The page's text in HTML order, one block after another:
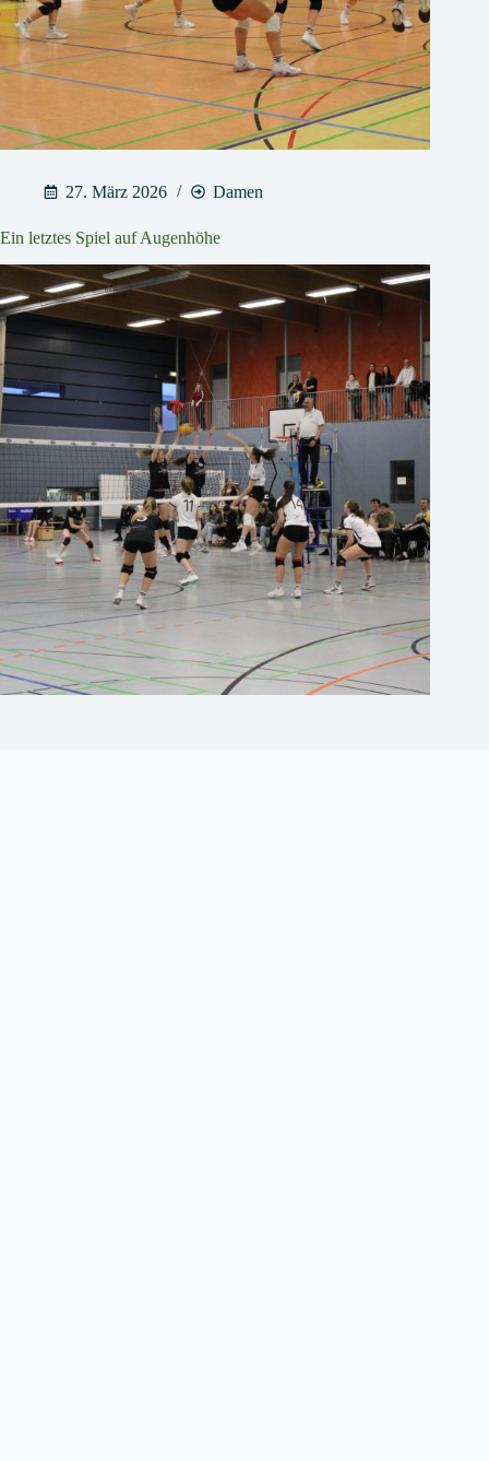
27. März 2026 Damen
Ein letztes Spiel auf Augenhöhe